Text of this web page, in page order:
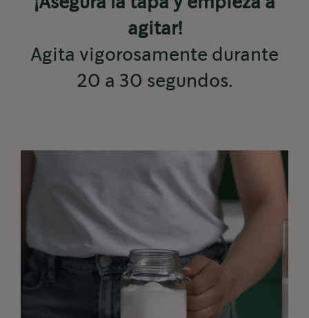
agitar!
Agita vigorosamente durante
20 a 30 segundos.